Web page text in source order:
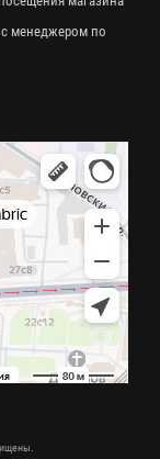
с менеджером по